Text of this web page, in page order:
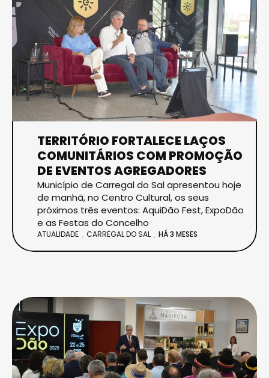
TERRITÓRIO FORTALECE LAÇOS
COMUNITÁRIOS COM PROMOÇÃO
DE EVENTOS AGREGADORES
Município de Carregal do Sal apresentou hoje
de manhã, no Centro Cultural, os seus
próximos três eventos: AquiDão Fest, ExpoDão
e as Festas do Concelho
ATUALIDADE CARREGAL DO SAL HÁ 3 MESES